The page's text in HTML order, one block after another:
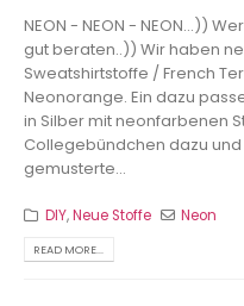
NEON - NEON - NEON...))
gut beraten..)) Wir haben
Sweatshirtstoffe / French
Neonorange. Ein dazu
in Silber mit neonfarbenen
Collegebündchen dazu
gemusterte...
DIY,Neue Stoffe Neon
READ MORE...